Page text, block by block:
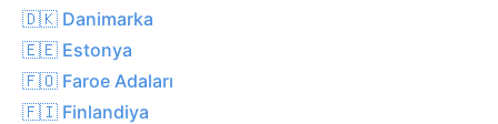
🇩🇰 Danimarka
🇪🇪 Estonya
🇫🇴 Faroe Adaları
🇫🇮 Finlandiya